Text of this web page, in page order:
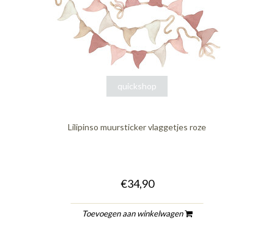
quickshop
Lilipinso muursticker vlaggetjes roze
€34,90
Toevoegen aan winkelwagen